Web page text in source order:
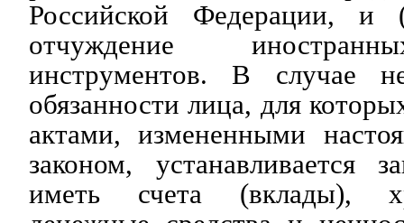
Российской Федерации, и
отчуждение
инструментов. В случае
обязанности лица, для
актами, измененными
законом, устанавливается
иметь счета (вклады),